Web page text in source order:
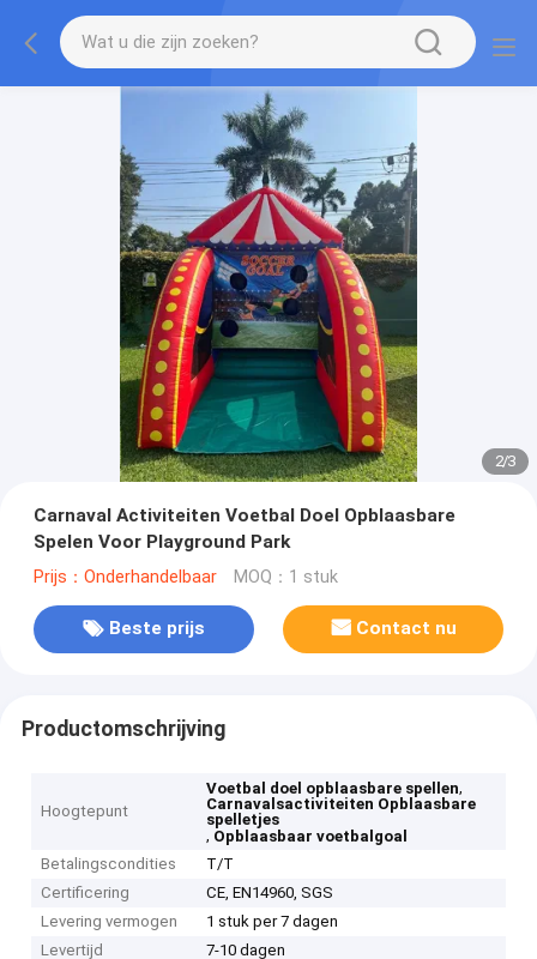
2/3
Carnaval Activiteiten Voetbal Doel Opblaasbare
Spelen Voor Playground Park
Prijs：Onderhandelbaar MOQ：1 stuk
Beste prijs Contact nu
Productomschrijving
Hoogtepunt
Voetbal doel opblaasbare spellen,
Carnavalsactiviteiten Opblaasbare
spelletjes
, Opblaasbaar voetbalgoal
Betalingscondities
T/T
Certificering
CE, EN14960, SGS
Levering vermogen
1 stuk per 7 dagen
Levertijd
7-10 dagen